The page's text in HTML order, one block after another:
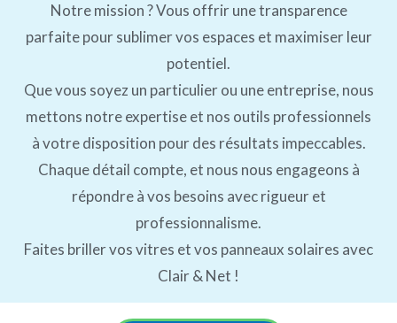
Notre mission ? Vous offrir une transparence
parfaite pour sublimer vos espaces et maximiser leur
potentiel.
Que vous soyez un particulier ou une entreprise, nous
mettons notre expertise et nos outils professionnels
à votre disposition pour des résultats impeccables.
Chaque détail compte, et nous nous engageons à
répondre à vos besoins avec rigueur et
professionnalisme.
Faites briller vos vitres et vos panneaux solaires avec
Clair & Net !